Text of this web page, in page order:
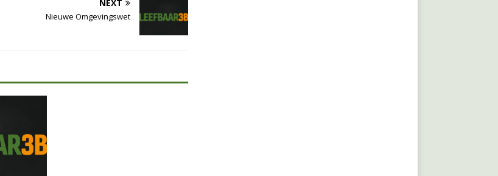
NEXT
Nieuwe Omgevingswet